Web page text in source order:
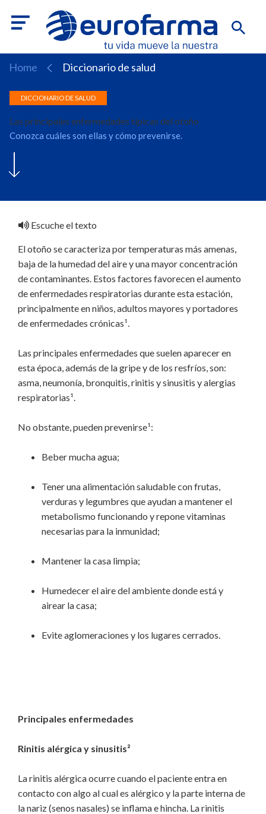
Home Diccionario de salud
Las principales enfermedades típicas del otoño
Conozca cuáles son ellas y cómo prevenirse.
Escuche el texto
El otoño se caracteriza por temperaturas más amenas,
baja de la humedad del aire y una mayor concentración
de contaminantes. Estos factores favorecen el aumento
de enfermedades respiratorias durante esta estación,
principalmente en niños, adultos mayores y portadores
de enfermedades crónicas¹.
Las principales enfermedades que suelen aparecer en
esta época, además de la gripe y de los resfríos, son:
asma, neumonía, bronquitis, rinitis y sinusitis y alergias
respiratorias¹.
No obstante, pueden prevenirse¹:
Beber mucha agua;
Tener una alimentación saludable con frutas,
verduras y legumbres que ayudan a mantener el
metabolismo funcionando y repone vitaminas
necesarias para la inmunidad;
Mantener la casa limpia;
Humedecer el aire del ambiente donde está y
airear la casa;
Evite aglomeraciones y los lugares cerrados.
Principales enfermedades
Rinitis alérgica y sinusitis²
La rinitis alérgica ocurre cuando el paciente entra en
contacto con algo al cual es alérgico y la parte interna de
la nariz (senos nasales) se inflama e hincha. La rinitis